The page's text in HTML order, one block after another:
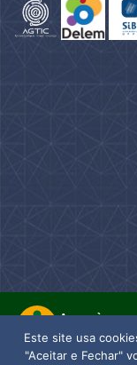
Este site usa
"Aceitar e Fechar"